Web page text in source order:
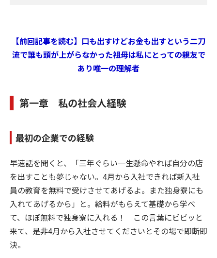
【前回記事を読む】口も出すけどお金も出すという二刀
流で誰も頭が上がらなかった祖母は私にとっての親友で
あり唯一の理解者
第一章 私の社会人経験
最初の企業での経験
早速話を聞くと、「三年ぐらい一生懸命やれば自分の店
を出すことも夢じゃない。4月から入社できれば新入社
員の教育を無料で受けさせてあげるよ。また独身寮にも
入れてあげるから」と。給料がもらえて基礎から学べ
て、ほぼ無料で独身寮に入れる！ この言葉にビビッと
来て、是非4月から入社させてくださいとその場で即断即
決。